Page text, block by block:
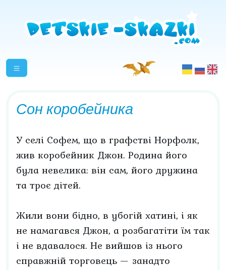
Сон коробейника
У селі Софем, що в графстві Норфолк,
жив коробейник Джон. Родина його
була невелика: він сам, його дружина
та троє дітей.
Жили вони бідно, в убогій хатині, і як
не намагався Джон, а розбагатіти їм так
і не вдавалося. Не вийшов із нього
справжній торговець — занадто